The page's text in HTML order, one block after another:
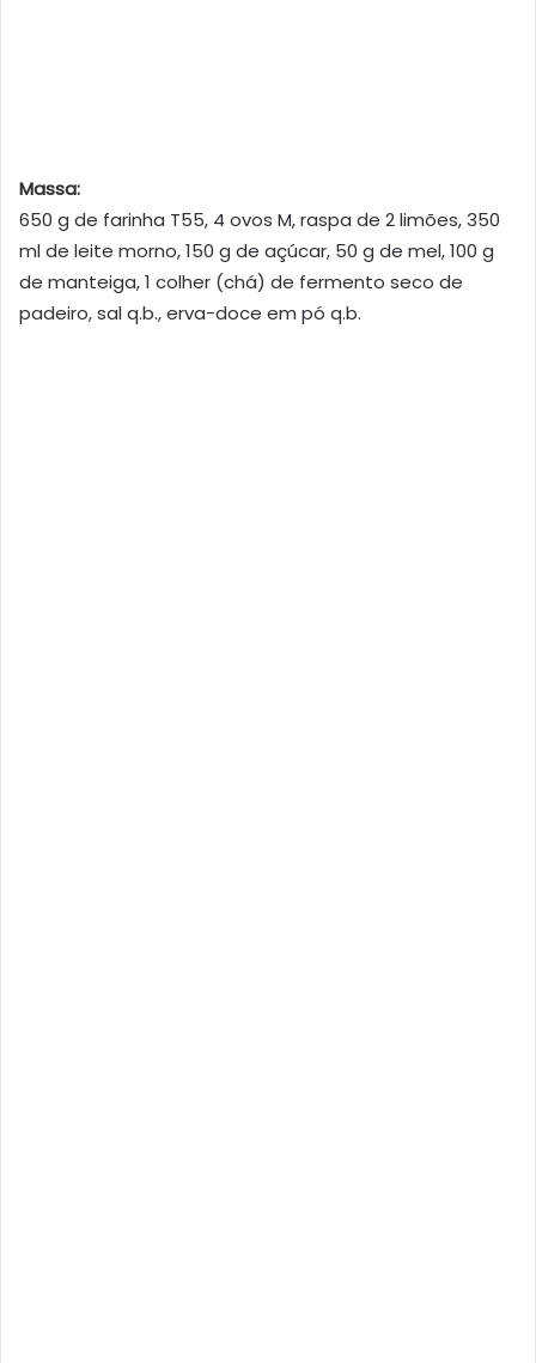
Massa:
650 g de farinha T55, 4 ovos M, raspa de 2 limões, 350
ml de leite morno, 150 g de açúcar, 50 g de mel, 100 g
de manteiga, 1 colher (chá) de fermento seco de
padeiro, sal q.b., erva-doce em pó q.b.